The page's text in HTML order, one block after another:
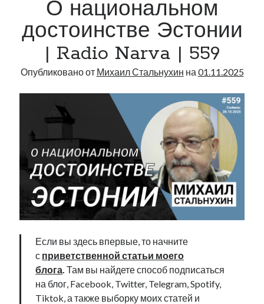
не
|
Radio
Narva
|
560
О национальном
достоинстве Эстонии
| Radio Narva | 559
Опубликовано от Михаил Стальнухин на 01.11.2025
Если вы здесь впервые, то начните
с приветственной статьи моего
блога. Там вы найдете способ подписаться
на блог, Facebook, Twitter, Telegram, Spotify,
Tiktok, а также выборку моих статей и